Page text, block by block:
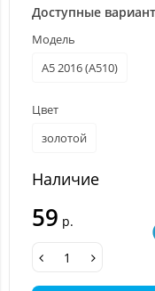
Доступные
Модель
A5 2016 (A510)
Цвет
золотой
Наличие
59 р.